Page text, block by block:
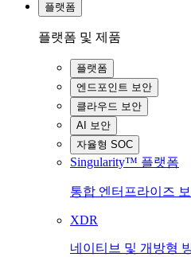
플랫폼
플랫폼 및 제품
플랫폼
엔드포인트 보안
클라우드 보안
AI 보안
자율형 SOC
Singularity™ 플랫폼
통합 엔터프라이즈
XDR
네이티브 및 개방형